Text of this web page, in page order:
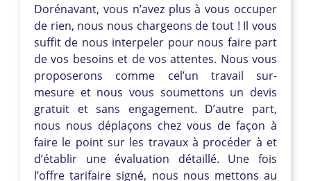
Dorénavant, vous n’avez plus à vous occuper
de rien, nous nous chargeons de tout ! Il vous
suffit de nous interpeler pour nous faire part
de vos besoins et de vos attentes. Nous vous
proposerons comme cel’un travail sur-
mesure et nous vous soumettons un devis
gratuit et sans engagement. D’autre part,
nous nous déplaçons chez vous de façon à
faire le point sur les travaux à procéder à et
d’établir une évaluation détaillé. Une fois
l’offre tarifaire signé, nous nous mettons au